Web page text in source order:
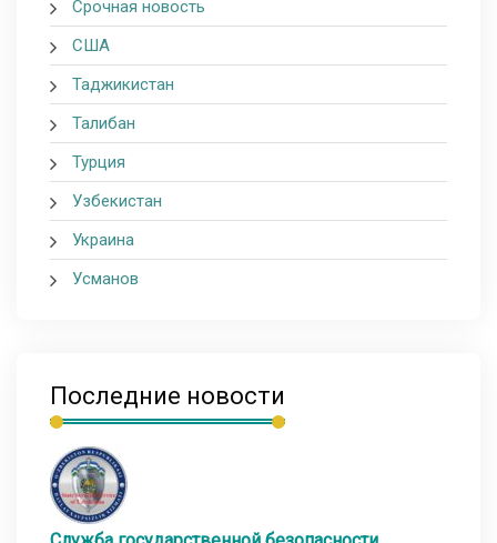
Срочная новость
США
Таджикистан
Талибан
Турция
Узбекистан
Украина
Усманов
Последние новости